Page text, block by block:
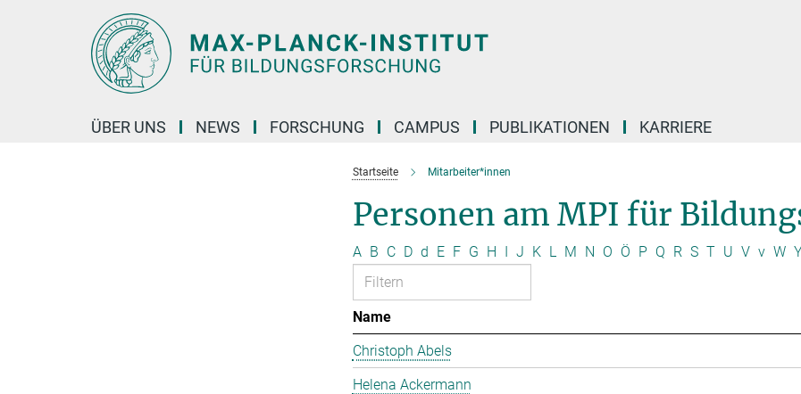
ÜBER UNS NEWS FORSCHUNG CAMPUS PUBLIKATIONEN KARRIERE
Startseite Mitarbeiter*innen
Personen am MPI für
A B C D d E F G H I J K L M N O Ö P Q R S T U V v W
Name
Christoph Abels
Helena Ackermann